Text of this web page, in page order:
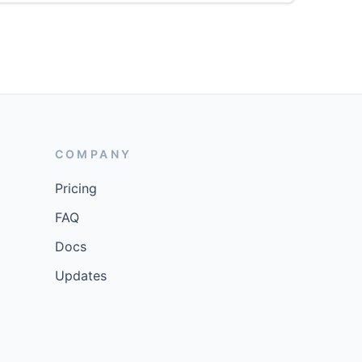
COMPANY
Pricing
FAQ
Docs
Updates